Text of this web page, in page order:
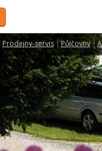
Prodejny-servis Půjčovny